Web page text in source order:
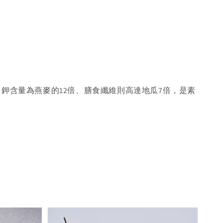
含量為燕麥的12倍、膳食纖維則高達地瓜7倍，是素